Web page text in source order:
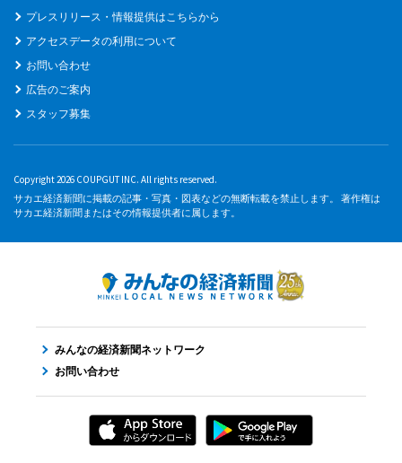
プレスリリース・情報提供はこちらから
アクセスデータの利用について
お問い合わせ
広告のご案内
スタッフ募集
Copyright 2026 COUPGUT INC. All rights reserved.
サカエ経済新聞に掲載の記事・写真・図表などの無断転載を禁止します。 著作権は
サカエ経済新聞またはその情報提供者に属します。
みんなの経済新聞ネットワーク
お問い合わせ